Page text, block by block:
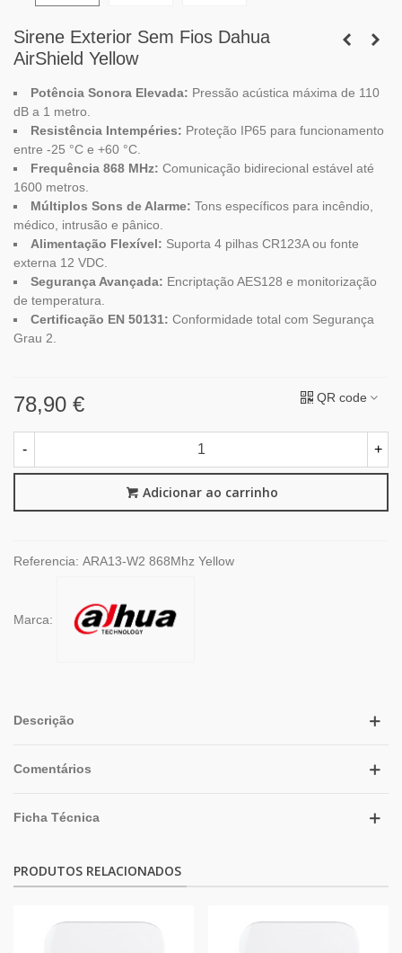
Sirene Exterior Sem Fios Dahua
AirShield Yellow
Potência Sonora Elevada: Pressão acústica máxima de 110
dB a 1 metro.
Resistência Intempéries: Proteção IP65 para funcionamento
entre -25 °C e +60 °C.
Frequência 868 MHz: Comunicação bidirecional estável até
1600 metros.
Múltiplos Sons de Alarme: Tons específicos para incêndio,
médico, intrusão e pânico.
Alimentação Flexível: Suporta 4 pilhas CR123A ou fonte
externa 12 VDC.
Segurança Avançada: Encriptação AES128 e monitorização
de temperatura.
Certificação EN 50131: Conformidade total com Segurança
Grau 2.
78,90 € QR code
- +
Adicionar ao carrinho
Referencia: ARA13-W2 868Mhz Yellow
Marca:
Descrição
Comentários
Ficha Técnica
PRODUTOS RELACIONADOS